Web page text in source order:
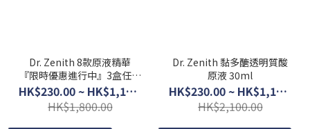
Dr. Zenith 8款原液精華
『限時優惠進行中』3盒任選
$600
HK$230.00 ~ HK$1,150.00
HK$1,800.00
Dr. Zenith 黏多醣透明質酸
原液 30ml
HK$230.00 ~ HK$1,150.00
HK$2,100.00